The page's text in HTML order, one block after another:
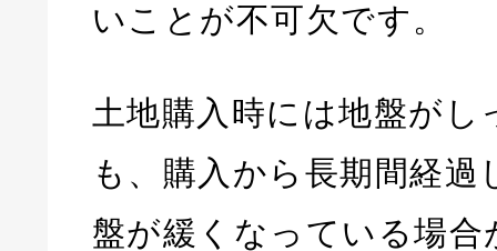
いことが不可欠です。
土地購入時には地盤が
も、購入から長期間経過
盤が緩くなっている場合